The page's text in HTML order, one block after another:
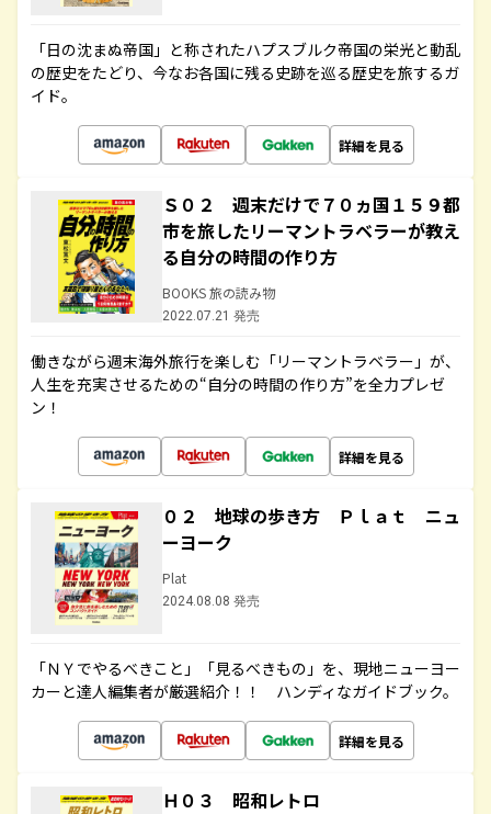
「日の沈まぬ帝国」と称されたハプスブルク帝国の栄光と動乱
の歴史をたどり、今なお各国に残る史跡を巡る歴史を旅するガ
イド。
詳細を見る
Ｓ０２ 週末だけで７０ヵ国１５９都
市を旅したリーマントラベラーが教え
る自分の時間の作り方
BOOKS 旅の読み物
2022.07.21 発売
働きながら週末海外旅行を楽しむ「リーマントラベラー」が、
人生を充実させるための“自分の時間の作り方”を全力プレゼ
ン！
詳細を見る
０２ 地球の歩き方 Ｐｌａｔ ニュ
ーヨーク
Plat
2024.08.08 発売
「ＮＹでやるべきこと」「見るべきもの」を、現地ニューヨー
カーと達人編集者が厳選紹介！！ ハンディなガイドブック。
詳細を見る
Ｈ０３ 昭和レトロ